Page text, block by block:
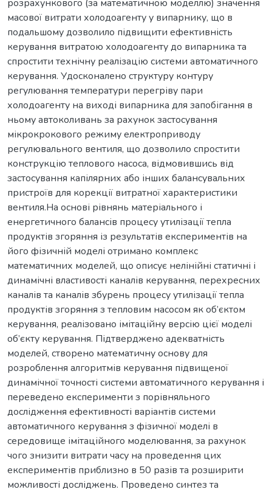
розрахункового (за математичною моделлю) значення
масової витрати холодоагенту у випарнику, що в
подальшому дозволило підвищити ефективність
керування витратою холодоагенту до випарника та
спростити технічну реалізацію системи автоматичного
керування. Удосконалено структуру контуру
регулювання температури перегріву пари
холодоагенту на виході випарника для запобігання в
ньому автоколивань за рахунок застосування
мікрокрокового режиму електроприводу
регулювального вентиля, що дозволило спростити
конструкцію теплового насоса, відмовившись від
застосування капілярних або інших балансувальних
пристроїв для корекції витратної характеристики
вентиля.На основі рівнянь матеріального і
енергетичного балансів процесу утилізації тепла
продуктів згоряння із результатів експериментів на
його фізичній моделі отримано комплекс
математичних моделей, що описує нелінійні статичні і
динамічні властивості каналів керування, перехресних
каналів та каналів збурень процесу утилізації тепла
продуктів згоряння з тепловим насосом як об’єктом
керування, реалізовано імітаційну версію цієї моделі
об’єкту керування. Підтверджено адекватність
моделей, створено математичну основу для
розроблення алгоритмів керування підвищеної
динамічної точності системи автоматичного керування і
переведено експерименти з порівняльного
дослідження ефективності варіантів системи
автоматичного керування з фізичної моделі в
середовище імітаційного моделювання, за рахунок
чого знизити витрати часу на проведення цих
експериментів приблизно в 50 разів та розширити
можливості досліджень. Проведено синтез та